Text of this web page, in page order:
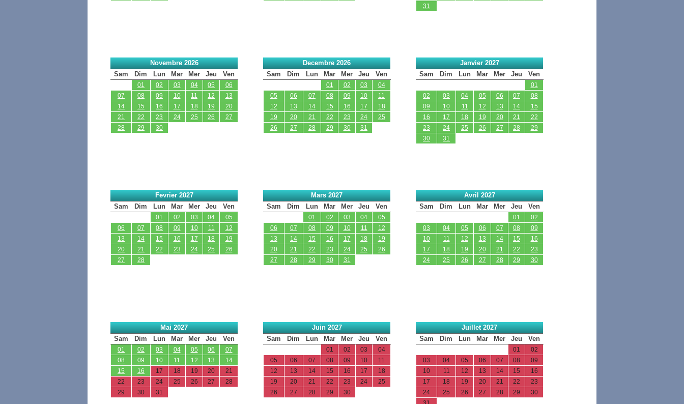
31
Novembre 2026
Sam
Dim Lun Mar Mer Jeu Ven
01 02 03 04 05
06
07
08 09 10 11 12
13
14
15 16 17 18 19
20
21
22 23 24 25 26
27
28
29 30
Decembre 2026
Sam
Dim Lun Mar Mer Jeu Ven
01 02 03
04
05
06 07 08 09 10
11
12
13 14 15 16 17
18
19
20 21 22 23 24
25
26
27 28 29 30 31
Janvier 2027
Sam
Dim Lun Mar Mer Jeu Ven
01
02
03 04 05 06 07
08
09
10 11 12 13 14
15
16
17 18 19 20 21
22
23
24 25 26 27 28
29
30
31
Fevrier 2027
Sam
Dim Lun Mar Mer Jeu Ven
01 02 03 04
05
06
07 08 09 10 11
12
13
14 15 16 17 18
19
20
21 22 23 24 25
26
27
28
Mars 2027
Sam
Dim Lun Mar Mer Jeu Ven
01 02 03 04
05
06
07 08 09 10 11
12
13
14 15 16 17 18
19
20
21 22 23 24 25
26
27
28 29 30 31
Avril 2027
Sam
Dim Lun Mar Mer Jeu Ven
01
02
03
04 05 06 07 08
09
10
11 12 13 14 15
16
17
18 19 20 21 22
23
24
25 26 27 28 29 30
Mai 2027
Sam
Dim Lun Mar Mer Jeu Ven
01 02 03 04 05 06
07
08
09 10 11 12 13
14
15
16 17 18 19 20
21
22
23 24 25 26 27
28
29
30 31
Juin 2027
Sam
Dim Lun Mar Mer Jeu Ven
01 02 03
04
05
06 07 08 09 10
11
12
13 14 15 16 17
18
19
20 21 22 23 24
25
26
27 28 29 30
Juillet 2027
Sam
Dim Lun Mar Mer Jeu Ven
01
02
03
04 05 06 07 08
09
10
11 12 13 14 15
16
17
18 19 20 21 22
23
24
25 26 27 28 29
30